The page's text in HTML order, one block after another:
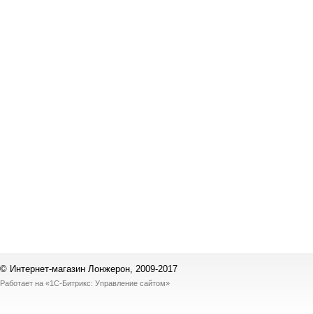
© Интернет-магазин Лонжерон, 2009-2017
Работает на «1С-Битрикс: Управление сайтом»